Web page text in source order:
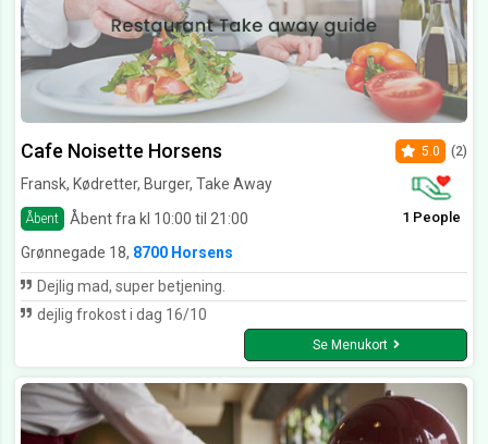
Cafe Noisette Horsens
Fransk, Kødretter, Burger, Take Away
Åbent Åbent fra kl 10:00 til 21:00
5.0 (2)
1 People
Grønnegade 18, 8700 Horsens
Dejlig mad, super betjening.
dejlig frokost i dag 16/10
Se Menukort